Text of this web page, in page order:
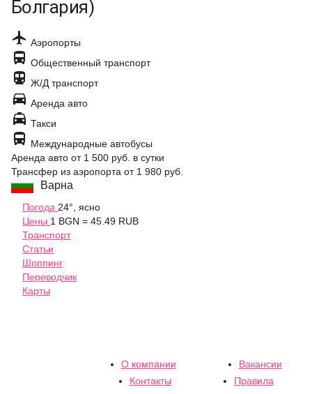
Болгария)
 Аэропорты
 Общественный транспорт
 Ж/Д транспорт
 Аренда авто
 Такси
 Международные автобусы
Аренда авто от 1 500 руб. в сутки
Трансфер из аэропорта от 1 980 руб.
Варна
Погода 24°, ясно
Цены 1 BGN = 45.49 RUB
Транспорт
Статьи
Шоппинг
Переводчик
Карты
О компании
Вакансии
Контакты
Правила